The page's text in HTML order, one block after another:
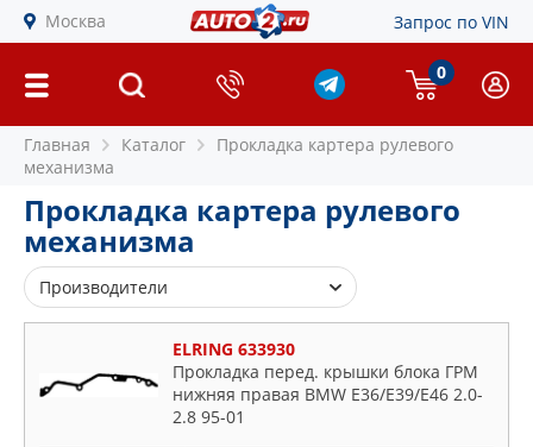
Москва Запрос по VIN
0
Главная Каталог
Прокладка картера рулевого
механизма
Прокладка картера рулевого
механизма
Производители
AJUSA
BMW
ELRING 633930
Прокладка перед. крышки блока ГРМ
нижняя правая BMW E36/E39/E46 2.0-
2.8 95-01